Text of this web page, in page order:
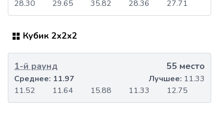
28.30 29.65 35.82 28.36 27.71
Кубик 2x2x2
1-й раунд 55 место
11.52 11.64 15.88 11.33 12.75
Среднее: 11.97 Лучшее: 11.33